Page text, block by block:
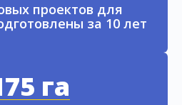
проектов для
за 10 лет
га